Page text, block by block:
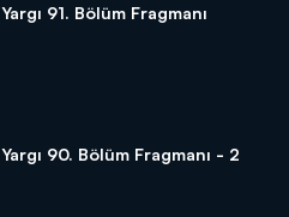
Yargı 91. Bölüm Fragmanı
Yargı 90. Bölüm Fragmanı - 2